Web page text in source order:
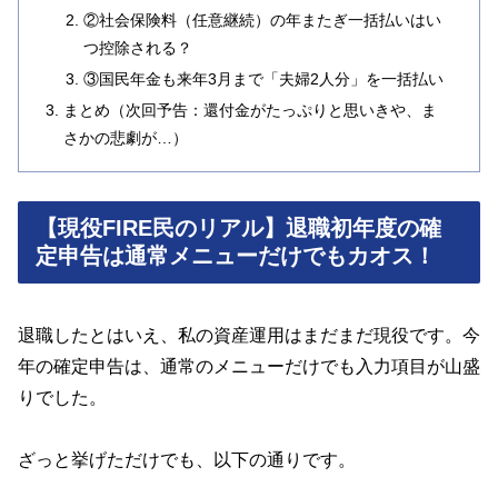
②社会保険料（任意継続）の年またぎ一括払いはい
つ控除される？
③国民年金も来年3月まで「夫婦2人分」を一括払い
まとめ（次回予告：還付金がたっぷりと思いきや、ま
さかの悲劇が…）
【現役FIRE民のリアル】退職初年度の確
定申告は通常メニューだけでもカオス！
退職したとはいえ、私の資産運用はまだまだ現役です。今
年の確定申告は、通常のメニューだけでも入力項目が山盛
りでした。
ざっと挙げただけでも、以下の通りです。